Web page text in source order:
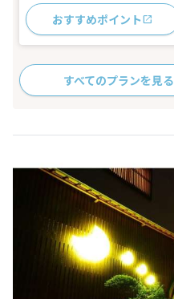
おすすめポイント
すべてのプランを見る